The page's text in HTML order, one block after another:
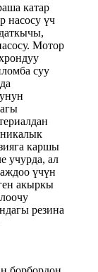
катар
насосу үч
Мотор
суу
каршы
учурда, ал
үчүн
акыркы
резина